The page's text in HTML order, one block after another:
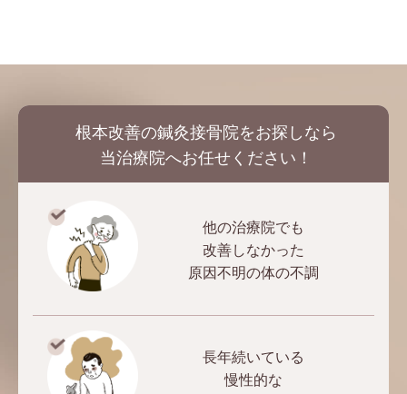
根本改善の鍼灸接骨院をお探しなら
当治療院へお任せください！
他の治療院でも
改善しなかった
原因不明の体の不調
長年続いている
慢性的な